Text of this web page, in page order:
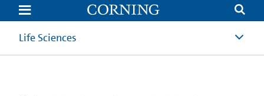
text.skipToContent
text.skipToNavigation
Life Sciences